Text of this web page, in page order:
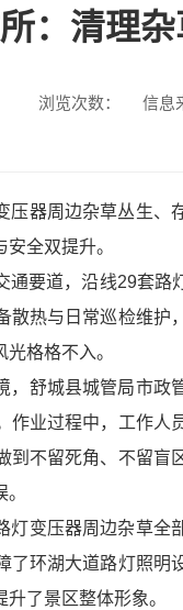
：清理
浏览次数： 信息
压器周边杂草丛生
全双提升。
通要道，沿线29套
散热与日常巡检维
格格不入。
，舒城县城管局市
作业过程中，工作
到不留死角、不留
灯变压器周边杂草
了环湖大道路灯照
了景区整体形象。